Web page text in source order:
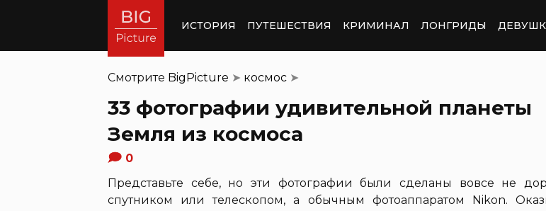
ИСТОРИЯ ПУТЕШЕСТВИЯ КРИМИНАЛ ЛОНГРИДЫ
Смотрите BigPicture ➤ космос ➤
33 фотографии удивительной планеты
Земля из космоса
0
Представьте себе, но эти фотографии были сделаны вовсе не
спутником или телескопом, а обычным фотоаппаратом Nikon.